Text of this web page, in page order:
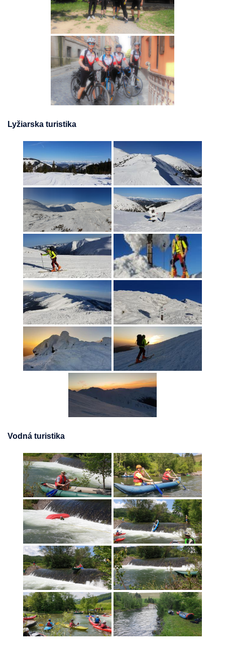
Lyžiarska turistika
Vodná turistika